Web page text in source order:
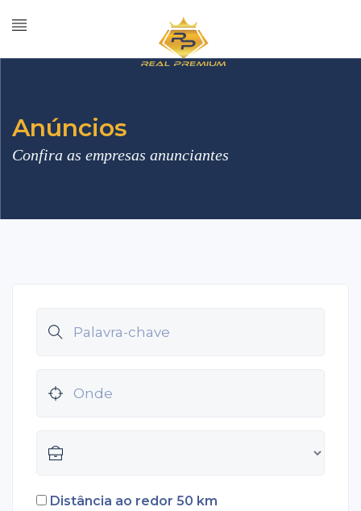
Anúncios
Confira as empresas anunciantes
Distância ao redor 50 km